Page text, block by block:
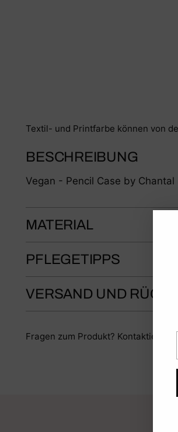
Textil- und Printfarbe können von
BESCHREIBUNG
Vegan - Pencil Case by Chantal
MATERIAL
PFLEGETIPPS
VERSAND UND
Fragen zum Produkt? Kontaktiere